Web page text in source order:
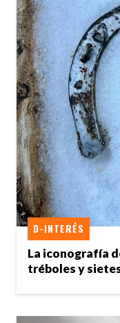
La iconografía
tréboles y
D-INTERÉS